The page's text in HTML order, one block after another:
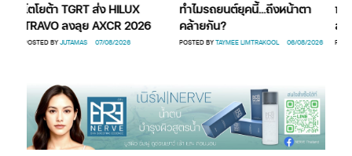
โตโยต้า TGRT ส่ง HILUX
TRAVO ลงลุย AXCR 2026
POSTED BYJUTAMAS 07/08/2026
ทำไมรถยนต์ยุคนี้…ถึงหน้าตา
คล้ายกัน?
POSTED BYTAYMEE LIMTRAKOOL 06/08/2026
ฟอ
ลุย